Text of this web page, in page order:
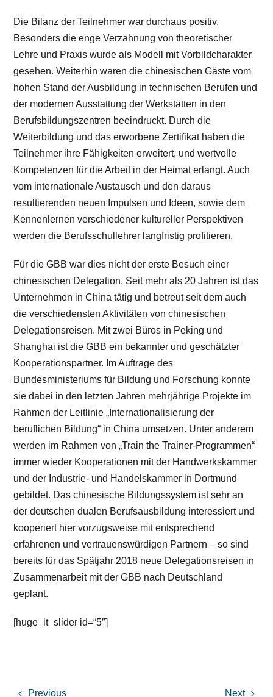
Die Bilanz der Teilnehmer war durchaus positiv.
Besonders die enge Verzahnung von theoretischer
Lehre und Praxis wurde als Modell mit Vorbildcharakter
gesehen. Weiterhin waren die chinesischen Gäste vom
hohen Stand der Ausbildung in technischen Berufen und
der modernen Ausstattung der Werkstätten in den
Berufsbildungszentren beeindruckt. Durch die
Weiterbildung und das erworbene Zertifikat haben die
Teilnehmer ihre Fähigkeiten erweitert, und wertvolle
Kompetenzen für die Arbeit in der Heimat erlangt. Auch
vom internationale Austausch und den daraus
resultierenden neuen Impulsen und Ideen, sowie dem
Kennenlernen verschiedener kultureller Perspektiven
werden die Berufsschullehrer langfristig profitieren.
Für die GBB war dies nicht der erste Besuch einer
chinesischen Delegation. Seit mehr als 20 Jahren ist das
Unternehmen in China tätig und betreut seit dem auch
die verschiedensten Aktivitäten von chinesischen
Delegationsreisen. Mit zwei Büros in Peking und
Shanghai ist die GBB ein bekannter und geschätzter
Kooperationspartner. Im Auftrage des
Bundesministeriums für Bildung und Forschung konnte
sie dabei in den letzten Jahren mehrjährige Projekte im
Rahmen der Leitlinie „Internationalisierung der
beruflichen Bildung“ in China umsetzen. Unter anderem
werden im Rahmen von „Train the Trainer-Programmen“
immer wieder Kooperationen mit der Handwerkskammer
und der Industrie- und Handelskammer in Dortmund
gebildet. Das chinesische Bildungssystem ist sehr an
der deutschen dualen Berufsausbildung interessiert und
kooperiert hier vorzugsweise mit entsprechend
erfahrenen und vertrauenswürdigen Partnern – so sind
bereits für das Spätjahr 2018 neue Delegationsreisen in
Zusammenarbeit mit der GBB nach Deutschland
geplant.
[huge_it_slider id=“5″]
Previous Next